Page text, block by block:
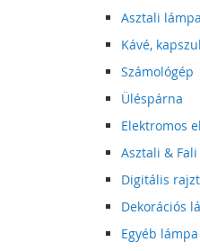
Asztali lámpa
Kávé,
Számológép
Üléspárna
Elektromos
Asztali &
Digitális
Dekorációs
Egyéb lámpa